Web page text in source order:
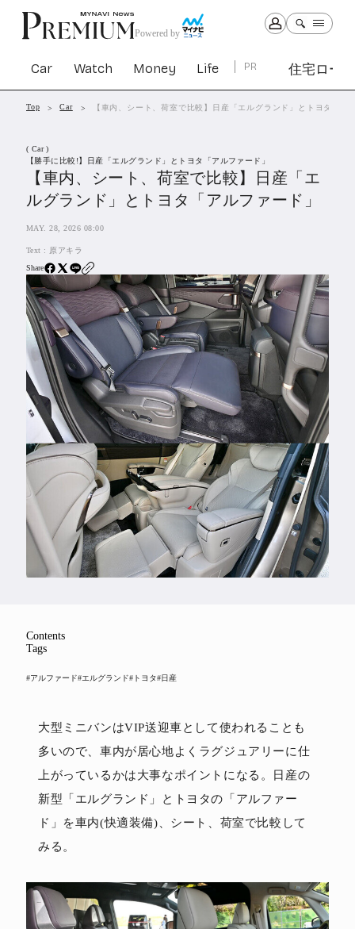
Powered by
Car Watch Money Life PR 住宅ロー
Car Watch Money Life
PR
住宅ローン
SBIネオトレード証券
All Articles
特集&連載記事
Feature
Series
Top Car 【車内、シート、荷室で比較】日産「エルグランド」とトヨタ「ア
( Car )
【勝手に比較!】日産「エルグランド」とトヨタ「アルファード」
【車内、シート、荷室で比較】日産「エ
ルグランド」とトヨタ「アルファード」
MAY. 28, 2026 08:00
Text : 原アキラ
Share
Contents
Tags
#アルファード#エルグランド#トヨタ#日産
大型ミニバンはVIP送迎車として使われることも
多いので、車内が居心地よくラグジュアリーに仕
上がっているかは大事なポイントになる。日産の
新型「エルグランド」とトヨタの「アルファー
ド」を車内(快適装備)、シート、荷室で比較して
みる。